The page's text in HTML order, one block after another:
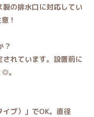
の排水口に対応してい
！
？
れています。設置前に
。
プ）」でOK。直径